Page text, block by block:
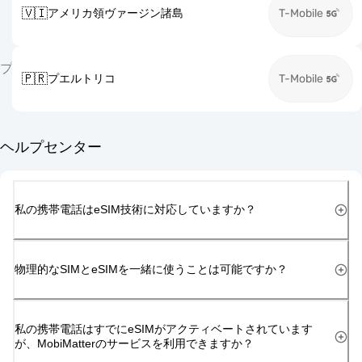
🇻🇮アメリカ領ヴァージン諸島 T-Mobile
プ
🇵🇷プエルトリコ T-Mobile
ヘルプセンター
私の携帯電話はeSIM技術に対応していますか？
物理的なSIMとeSIMを一緒に使うことは可能ですか？
私の携帯電話はすでにeSIMがアクティベートされています
が、MobiMatterのサービスを利用できますか？